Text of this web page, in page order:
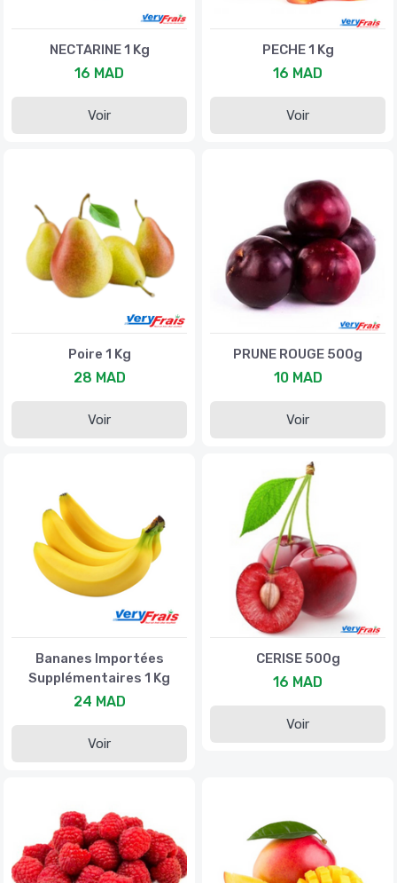
NECTARINE 1 Kg
16 MAD
Voir
PECHE 1 Kg
16 MAD
Voir
Poire 1 Kg
28 MAD
Voir
PRUNE ROUGE 500g
10 MAD
Voir
Bananes Importées
Supplémentaires 1 Kg
24 MAD
Voir
CERISE 500g
16 MAD
Voir